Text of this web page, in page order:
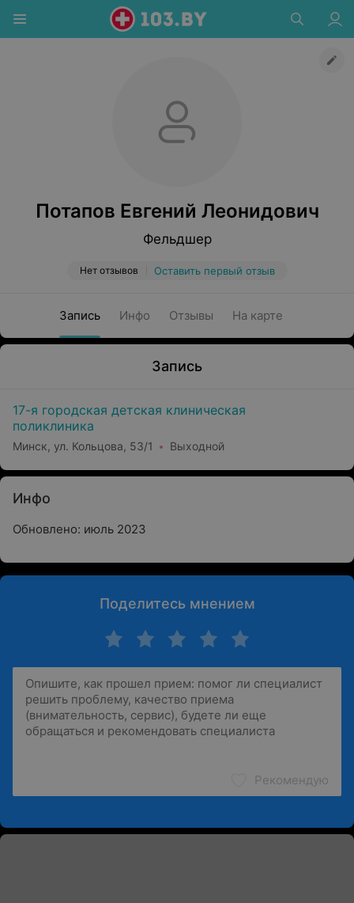
Потапов Евгений Леонидович
Фельдшер
Нет отзывов Оставить первый отзыв
Запись Инфо Отзывы На карте
Запись
17-я городская детская клиническая
поликлиника
Минск, ул. Кольцова, 53/1 Выходной
Инфо
Обновлено: июль 2023
Поделитесь мнением
Рекомендую